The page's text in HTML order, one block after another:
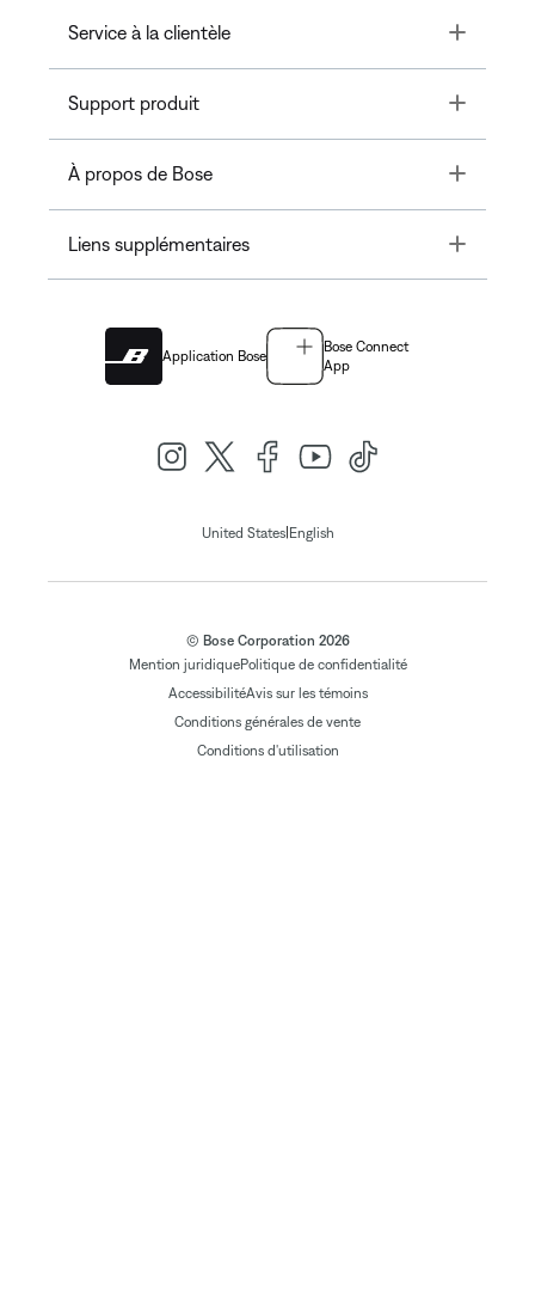
Service à la clientèle Toggle
Support produit Toggle
À propos de Bose Toggle
Liens supplémentaires Toggle
Application Bose
Bose Connect
App
United States| English
© Bose Corporation 2026
Mention juridiquePolitique de confidentialité
AccessibilitéAvis sur les témoins
Conditions générales de vente
Conditions d'utilisation